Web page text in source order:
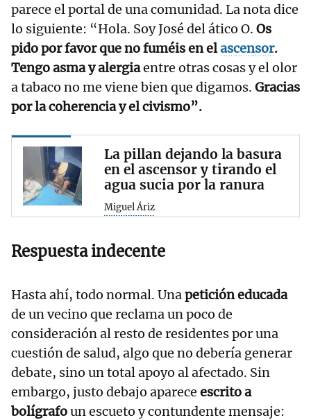
parece el portal de una comunidad. La nota dice
lo siguiente: “Hola. Soy José del ático O. Os
pido por favor que no fuméis en elascensor.
Tengo asma y alergiaentre otras cosas y el olor
a tabaco no me viene bien que digamos. Gracias
por la coherencia y el civismo”.
La pillan dejando la basura
en el ascensor y tirando el
agua sucia por la ranura
Miguel Áriz
Respuesta indecente
Hasta ahí, todo normal. Unapetición educada
de un vecino que reclama un poco de
consideración al resto de residentes por una
cuestión de salud, algo que no debería generar
debate, sino un total apoyo al afectado. Sin
embargo, justo debajo aparece escrito a
bolígrafoun escueto y contundente mensaje: